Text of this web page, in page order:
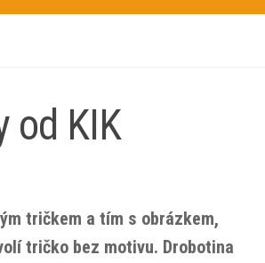
od KIK
tričkem a tím s obrázkem,
tričko bez motivu. Drobotina